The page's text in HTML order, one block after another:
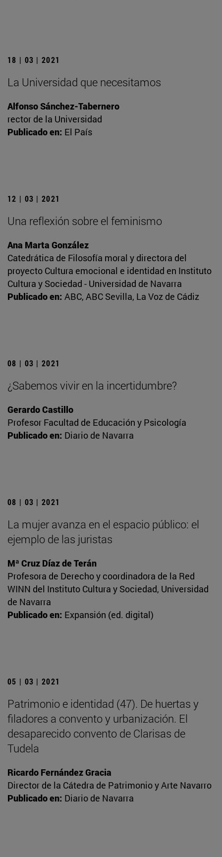
18 | 03 | 2021
La Universidad que necesitamos
Alfonso Sánchez-Tabernero
rector de la Universidad
Publicado en: El País
12 | 03 | 2021
Una reflexión sobre el feminismo
Ana Marta González
Catedrática de Filosofía moral y directora del
proyecto Cultura emocional e identidad en Instituto
Cultura y Sociedad - Universidad de Navarra
Publicado en: ABC, ABC Sevilla, La Voz de Cádiz
08 | 03 | 2021
¿Sabemos vivir en la incertidumbre?
Gerardo Castillo
Profesor Facultad de Educación y Psicología
Publicado en: Diario de Navarra
08 | 03 | 2021
La mujer avanza en el espacio público: el
ejemplo de las juristas
Mª Cruz Díaz de Terán
Profesora de Derecho y coordinadora de la Red
WINN del Instituto Cultura y Sociedad, Universidad
de Navarra
Publicado en: Expansión (ed. digital)
05 | 03 | 2021
Patrimonio e identidad (47). De huertas y
filadores a convento y urbanización. El
desaparecido convento de Clarisas de
Tudela
Ricardo Fernández Gracia
Director de la Cátedra de Patrimonio y Arte Navarro
Publicado en: Diario de Navarra